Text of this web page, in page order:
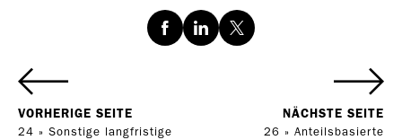
FacebookLinkedInTwitter
VORHERIGE SEITE
24 » Sonstige langfristige
NÄCHSTE SEITE
26 » Anteilsbasierte